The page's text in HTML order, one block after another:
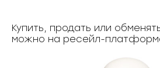
Купить, продать или
можно на ресейл-